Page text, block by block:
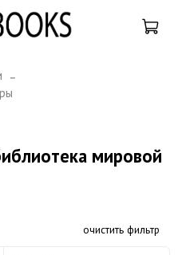
мировой
очистить фильтр